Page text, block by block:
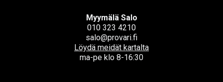
Myymälä Salo
010 323 4210
salo@provari.fi
Löydä meidät kartalta
ma-pe klo 8-16:30